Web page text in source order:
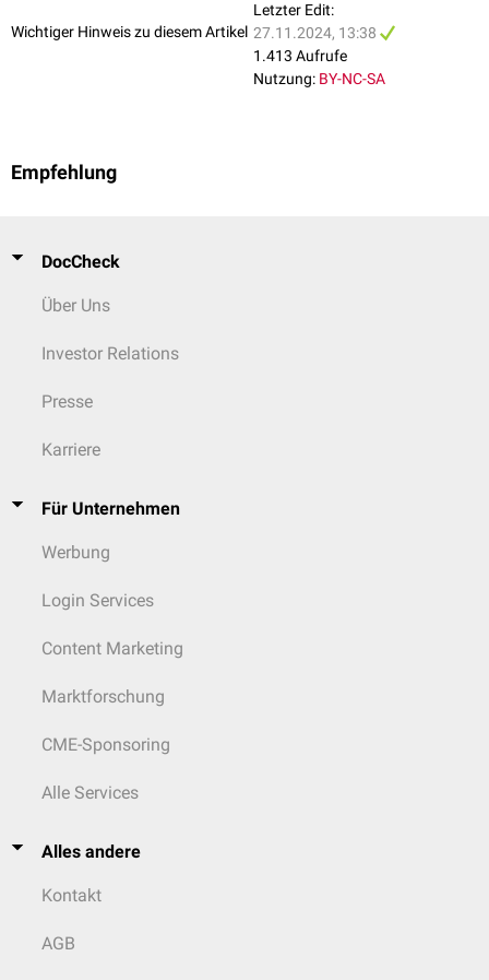
Wichtiger Hinweis zu diesem Artikel
Letzter Edit:
27.11.2024, 13:38
1.413 Aufrufe
Nutzung: BY-NC-SA
Empfehlung
DocCheck
Über Uns
Investor Relations
Presse
Karriere
Für Unternehmen
Werbung
Login Services
Content Marketing
Marktforschung
CME-Sponsoring
Alle Services
Alles andere
Kontakt
AGB